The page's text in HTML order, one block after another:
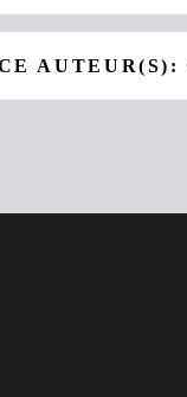
AUTEUR(S):